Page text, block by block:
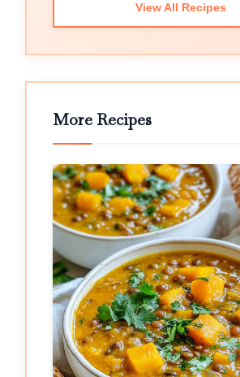
View All Recipes
More Recipes